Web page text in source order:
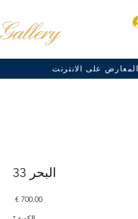
المعارض على الانترنت
البحر 33
السعر